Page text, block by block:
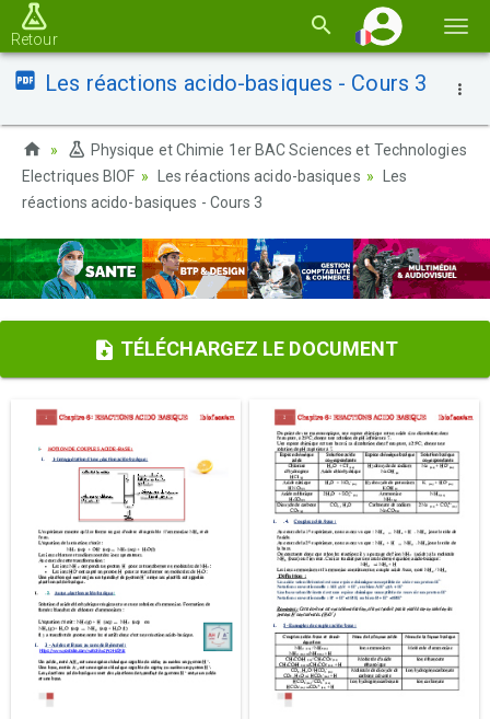
la
Retour
Les réactions acido-basiques - Cours 3
Physique et Chimie 1er BAC Sciences et Technologies
Electriques BIOF
Les réactions acido-basiques
Les
réactions acido-basiques - Cours 3
TÉLÉCHARGEZ LE DOCUMENT